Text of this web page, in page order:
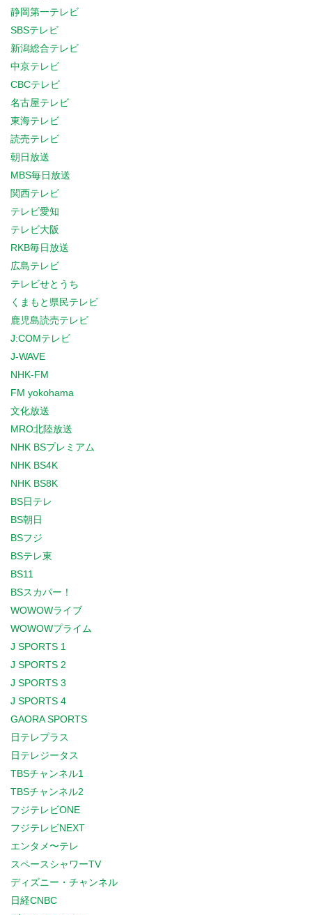
静岡第一テレビ
SBSテレビ
新潟総合テレビ
中京テレビ
CBCテレビ
名古屋テレビ
東海テレビ
読売テレビ
朝日放送
MBS毎日放送
関西テレビ
テレビ愛知
テレビ大阪
RKB毎日放送
広島テレビ
テレビせとうち
くまもと県民テレビ
鹿児島読売テレビ
J:COMテレビ
J-WAVE
NHK-FM
FM yokohama
文化放送
MRO北陸放送
NHK BSプレミアム
NHK BS4K
NHK BS8K
BS日テレ
BS朝日
BSフジ
BSテレ東
BS11
BSスカパー！
WOWOWライブ
WOWOWプライム
J SPORTS 1
J SPORTS 2
J SPORTS 3
J SPORTS 4
GAORA SPORTS
日テレプラス
日テレジータス
TBSチャンネル1
TBSチャンネル2
フジテレビONE
フジテレビNEXT
エンタメ〜テレ
スペースシャワーTV
ディズニー・チャンネル
日経CNBC